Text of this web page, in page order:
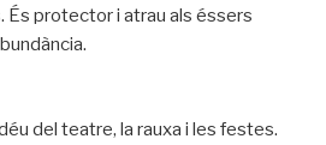
És protector i atrau als éssers
del teatre, la rauxa i les festes.